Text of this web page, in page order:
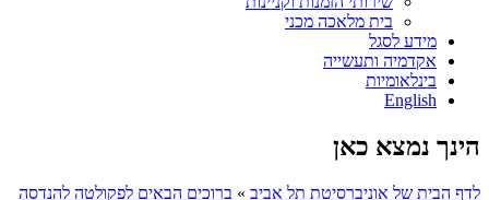
בית מלאכה מכני
מידע לסגל
אקדמיה ותעשייה
בינלאומיות
English
הינך נמצא כאן
לדף הבית של אוניברסיטת תל אביב » ברוכים הבאים לפקולטה להנדסה